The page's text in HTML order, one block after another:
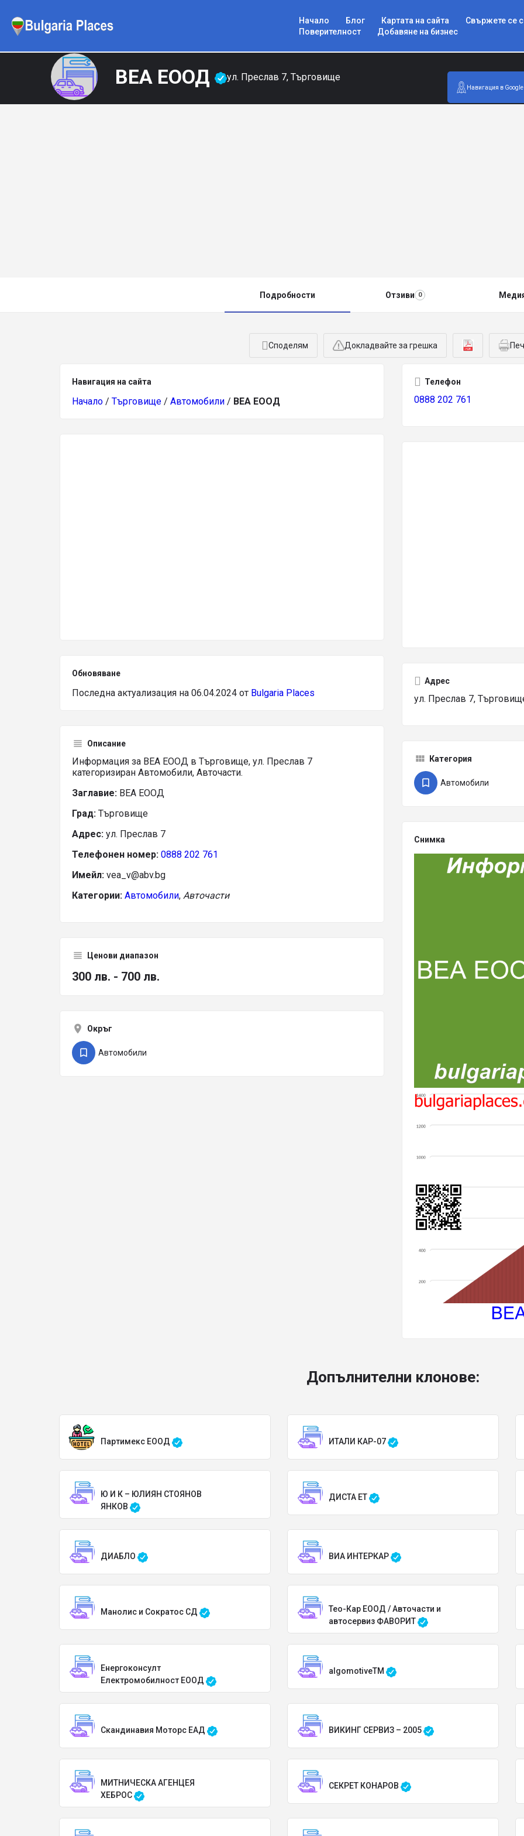
Начало Блог Картата на сайта
Свържете се
Поверителност
Добавяне на бизнес
ВЕА ЕООД ул. Преслав 7, Търговище
Навигация в Google
Подробности Отзиви 0
Споделям Докладвайте за грешка
Навигация на сайта
Начало / Търговище / Автомобили / ВЕА ЕООД
Обновяване
Последна актуализация на 06.04.2024 от Bulgaria Places
Описание
Информация за ВЕА ЕООД в Търговище, ул. Преслав 7
категоризиран Автомобили, Авточасти.
Заглавие: ВЕА ЕООД
Град: Търговище
Адрес: ул. Преслав 7
Телефонен номер: 0888 202 761
Имейл: vea_v@abv.bg
Категории: Автомобили, Авточасти
Ценови диапазон
300 лв. - 700 лв.
Окръг
Автомобили
Телефон
0888 202 761
Адрес
ул. Преслав 7,
Категория
Автомобили
Снимка
Допълнителни клонове:
Партимекс ЕООД ИТАЛИ КАР-07
Ю И К – ЮЛИЯН СТОЯНОВ
ЯНКОВ
ДИСТА ЕТ
ДИАБЛО ВИА ИНТЕРКАР
Манолис и Сократос СД
Тео-Кар ЕООД / Авточасти и
автосервиз ФАВОРИТ
Енергоконсулт
Електромобилност ЕООД
algomotiveTM
Скандинавия Моторс ЕАД ВИКИНГ СЕРВИЗ – 2005
МИТНИЧЕСКА АГЕНЦЕЯ
ХЕБРОС
СЕКРЕТ КОНАРОВ